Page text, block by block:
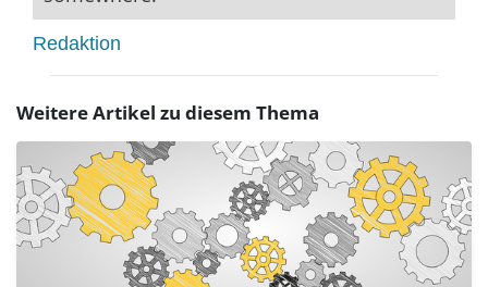
Redaktion
Weitere Artikel zu diesem Thema